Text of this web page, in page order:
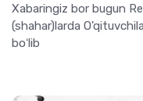
Xabaringiz bor bugun
(shahar)larda
boʻlib